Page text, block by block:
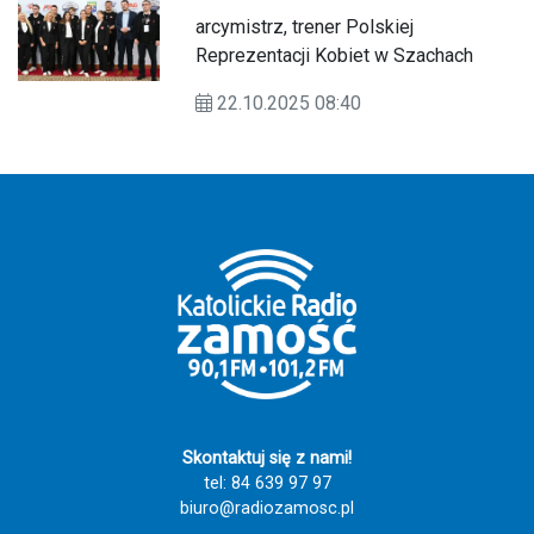
arcymistrz, trener Polskiej
Reprezentacji Kobiet w Szachach
22.10.2025 08:40
Skontaktuj się z nami!
tel: 84 639 97 97
biuro@radiozamosc.pl